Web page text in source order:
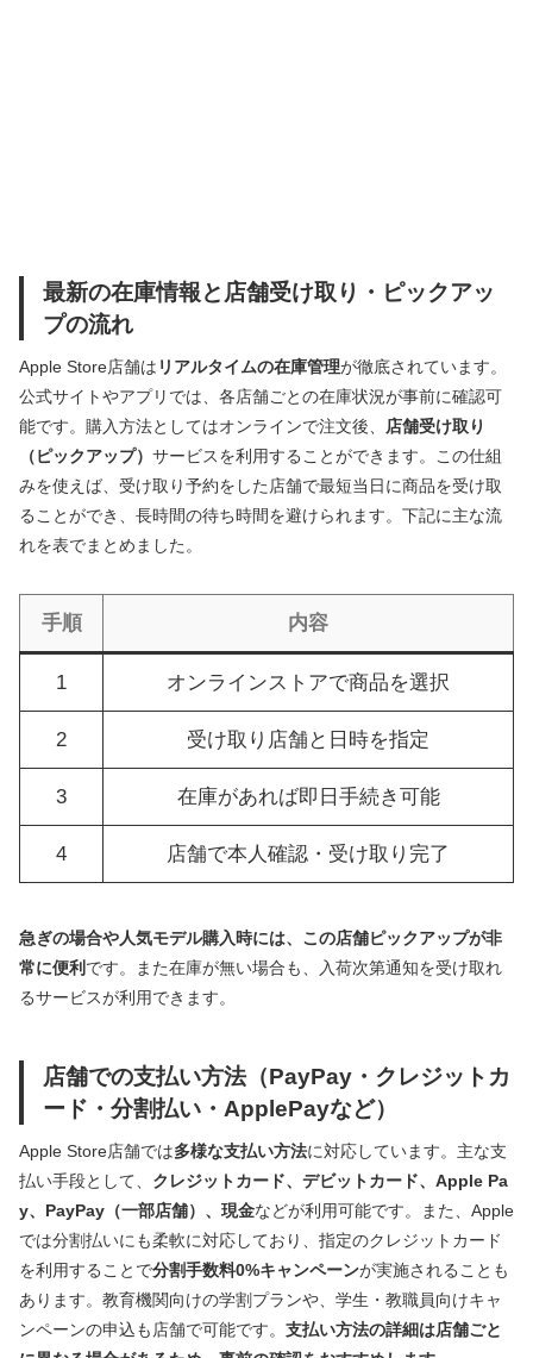
最新の在庫情報と店舗受け取り・ピックアッ
プの流れ
Apple Store店舗は リアルタイムの在庫管理が徹底されています。
公式サイトやアプリでは、各店舗ごとの在庫状況が事前に確認可
能です。購入方法としてはオンラインで注文後、
店舗受け取り
（ピックアップ） サービスを利用することができます。この仕組
みを使えば、受け取り予約をした店舗で最短当日に商品を受け取
ることができ、長時間の待ち時間を避けられます。下記に主な流
れを表でまとめました。
手順 内容
1 オンラインストアで商品を選択
2 受け取り店舗と日時を指定
3 在庫があれば即日手続き可能
4 店舗で本人確認・受け取り完了
急ぎの場合や人気モデル購入時には、この店舗ピックアップが非
常に便利 です。また在庫が無い場合も、入荷次第通知を受け取れ
るサービスが利用できます。
店舗での支払い方法（PayPay・クレジットカ
ード・分割払い・ApplePayなど）
Apple Store店舗では多様な支払い方法に対応しています。主な支
払い手段として、 クレジットカード、デビットカード、Apple Pa
y、PayPay（一部店舗）、現金などが利用可能です。また、Apple
では分割払いにも柔軟に対応しており、指定のクレジットカード
を利用することで分割手数料0%キャンペーンが実施されることも
あります。教育機関向けの学割プランや、学生・教職員向けキャ
ンペーンの申込も店舗で可能です。 支払い方法の詳細は店舗ごと